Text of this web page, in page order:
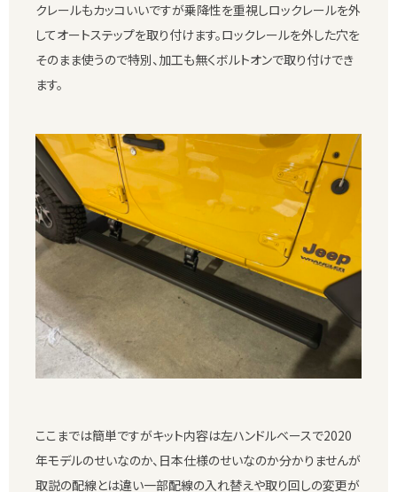
クレールもカッコいいですが乗降性を重視しロックレールを外
してオートステップを取り付けます。ロックレールを外した穴を
そのまま使うので特別、加工も無くボルトオンで取り付けでき
ます。
ここまでは簡単ですがキット内容は左ハンドルベースで2020
年モデルのせいなのか、日本仕様のせいなのか分かりませんが
取説の配線とは違い一部配線の入れ替えや取り回しの変更が